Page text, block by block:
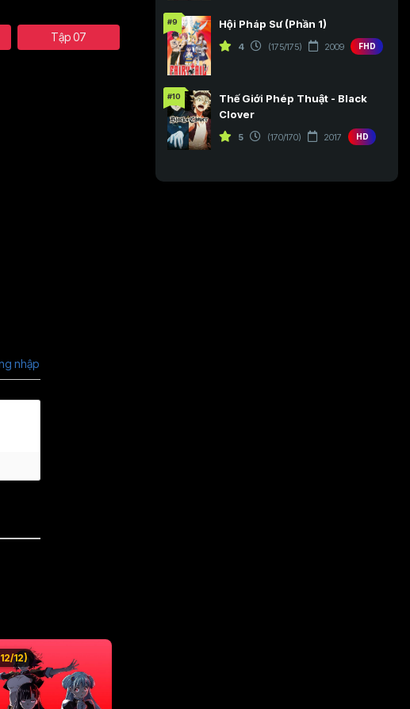
Tập 07
nhập
12)
#9 Hội Pháp Sư (Phần 1)
4 (175/175) 2009 FHD
#10
Thế Giới Phép Thuật - Black
Clover
5 (170/170) 2017 HD